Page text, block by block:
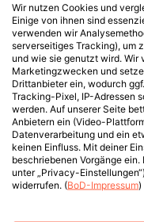
Wir nutzen Cookies und
Einige von ihnen sind
verwenden wir
serverseitiges Tracking), um
und wie sie genutzt wird.
Marketingzwecken und
Drittanbieter ein, wodurch
Tracking-Pixel, IP-Adressen
werden. Auf unserer Seite
Anbietern ein (Video-
Datenverarbeitung und ein
keinen Einfluss. Mit deiner
beschriebenen Vorgänge
unter „Privacy-
widerrufen. (BoD-Impressum)